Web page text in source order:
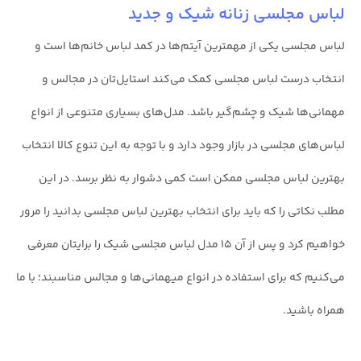
لباس مجلسی زنانه شیک و جدید
لباس مجلسی یکی از مهمترین آیتم‌ها در کمد لباس خانم‌ها است و
انتخاب درست لباس مجلسی کمک می‌کند استایل‌تان در مجالس و
مهمانی‌ها شیک و چشم‌گیر باشد. مدل‌های بسیاری متنوعی از انواع
لباس‌های مجلسی در بازار وجود دارد و با توجه به این تنوع کالا انتخاب
بهترین لباس مجلسی ممکن است کمی دشوار به نظر برسد. در این
مطلب نکاتی را که باید برای انتخاب بهترین لباس مجلسی بدانید را مرور
خواهیم کرد و پس از آن ۱۵ مدل لباس مجلسی شیک را برایتان معرفی
می‌کنیم که برای استفاده در انواع میهمانی‌ها و مجالس مناسبند؛ با ما
همراه باشید.